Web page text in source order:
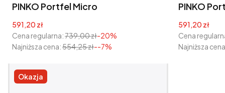
PINKO Portfel Micro
Cena promocyjna
591,20 zł
Cena regularna:739,00 zł-20%
Najniższa cena:554,25 zł--7%
PINKO
Cena
591,20 zł
Cena
Najniższa
Okazja